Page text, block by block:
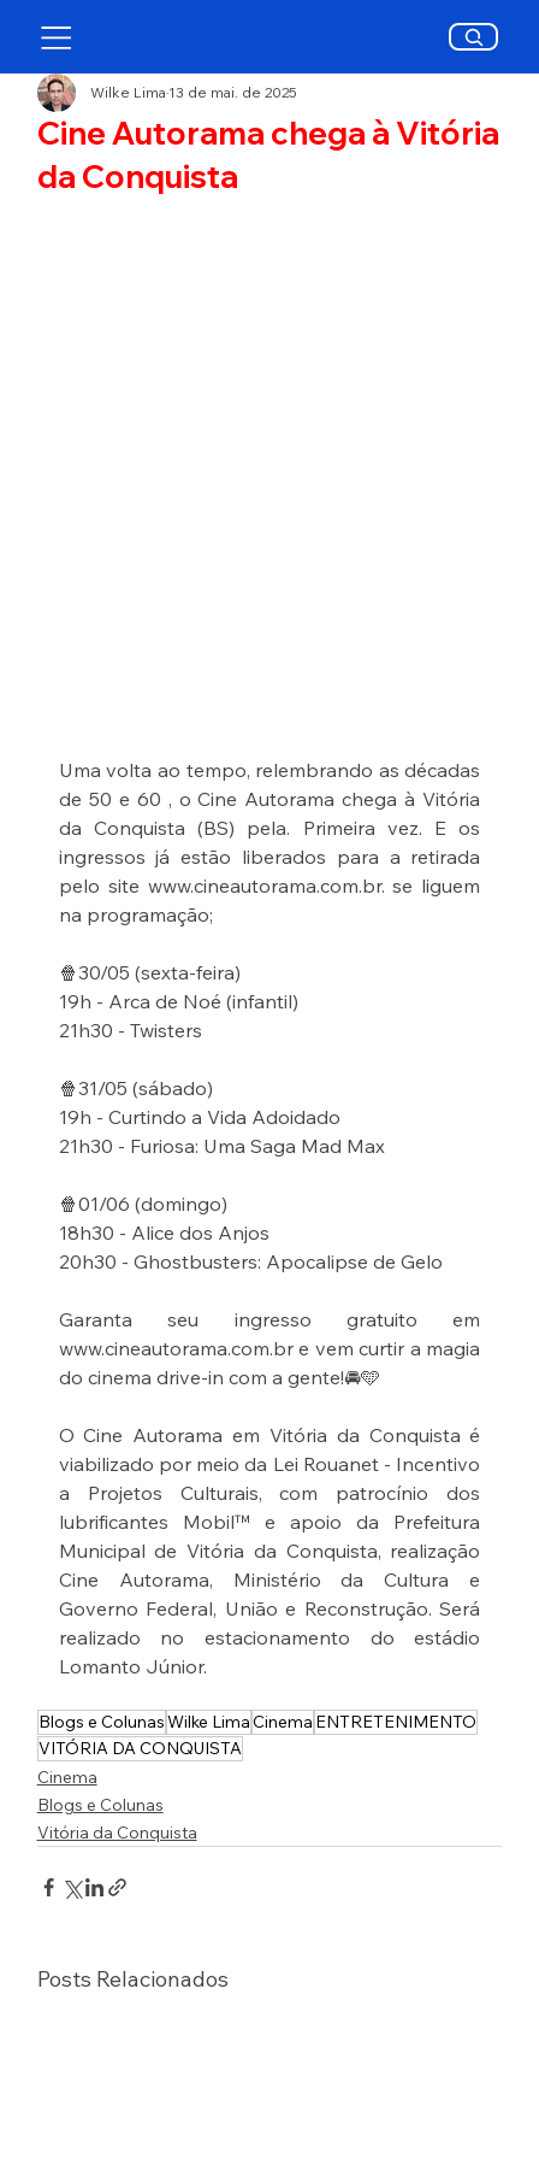
Cine Autorama chega à Vitória
da Conquista
Wilke Lima13 de mai. de 2025
Uma volta ao tempo, relembrando as décadas
de 50 e 60 , o Cine Autorama chega à Vitória
da Conquista (BS) pela. Primeira vez. E os
ingressos já estão liberados para a retirada
pelo site www.cineautorama.com.br. se liguem
na programação;
🍿30/05 (sexta-feira)
19h - Arca de Noé (infantil)
21h30 - Twisters
🍿31/05 (sábado)
19h - Curtindo a Vida Adoidado
21h30 - Furiosa: Uma Saga Mad Max
🍿01/06 (domingo)
18h30 - Alice dos Anjos
20h30 - Ghostbusters: Apocalipse de Gelo
Garanta seu ingresso gratuito em
www.cineautorama.com.br e vem curtir a magia
do cinema drive-in com a gente!🚘🩵
O Cine Autorama em Vitória da Conquista é
viabilizado por meio da Lei Rouanet - Incentivo
a Projetos Culturais, com patrocínio dos
lubrificantes Mobil™️ e apoio da Prefeitura
Municipal de Vitória da Conquista, realização
Cine Autorama, Ministério da Cultura e
Governo Federal, União e Reconstrução. Será
realizado no estacionamento do estádio
Lomanto Júnior.
Blogs e ColunasWilke LimaCinema ENTRETENIMENTO
VITÓRIA DA CONQUISTA
Cinema
Blogs e Colunas
Vitória da Conquista
Posts Relacionados